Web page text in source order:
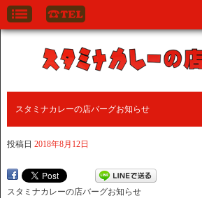
スタミナカレーの店バーグお知らせ
投稿日 2018年8月12日
スタミナカレーの店バーグお知らせ